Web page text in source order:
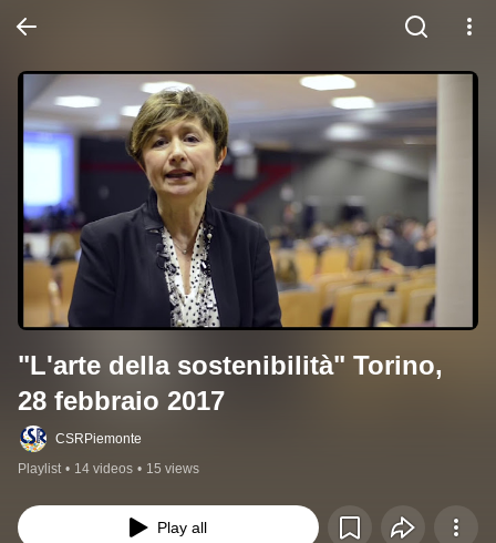
"L'arte della sostenibilità" Torino,
28 febbraio 2017
CSRPiemonte
Playlist • 14 videos • 15 views
Play all